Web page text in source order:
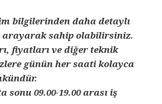
bilgilerinden daha detaylı
arayarak sahip olabilirsiniz.
fiyatları ve diğer teknik
günün her saati kolayca
sonu 09.00-19.00 arası iş